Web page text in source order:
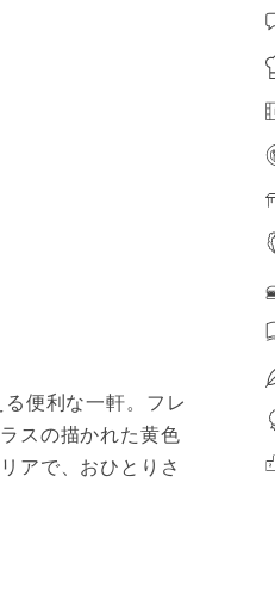
便利な一軒。フレ
スの描かれた黄色
アで、おひとりさ